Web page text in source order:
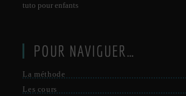
tuto pour enfants
POUR NAVIGUER…
La méthode
Les cours